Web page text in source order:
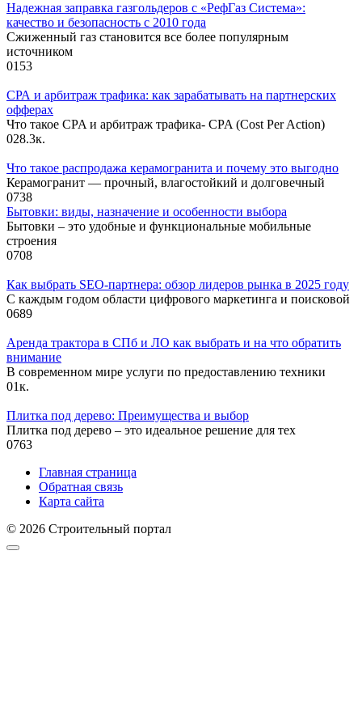
Надежная заправка газгольдеров с «РефГаз Система»:
качество и безопасность с 2010 года
Сжиженный газ становится все более популярным
источником
0153
СРА и арбитраж трафика: как зарабатывать на партнерских
офферах
Что такое CPA и арбитраж трафика- CPA (Cost Per Action)
028.3к.
Что такое распродажа керамогранита и почему это выгодно
Керамогранит — прочный, влагостойкий и долговечный
0738
Бытовки: виды, назначение и особенности выбора
Бытовки – это удобные и функциональные мобильные
строения
0708
Как выбрать SEO-партнера: обзор лидеров рынка в 2025 году
С каждым годом области цифрового маркетинга и поисковой
0689
Аренда трактора в СПб и ЛО как выбрать и на что обратить
внимание
В современном мире услуги по предоставлению техники
01к.
Плитка под дерево: Преимущества и выбор
Плитка под дерево – это идеальное решение для тех
0763
Главная страница
Обратная связь
Карта сайта
© 2026 Строительный портал